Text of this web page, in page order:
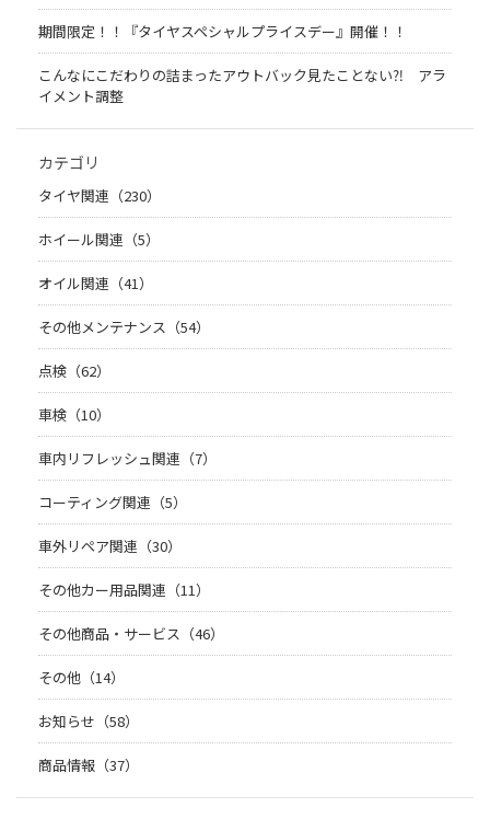
期間限定！！『タイヤスペシャルプライスデー』開催！！
こんなにこだわりの詰まったアウトバック見たことない⁈ アラ
イメント調整
カテゴリ
タイヤ関連（230）
ホイール関連（5）
オイル関連（41）
その他メンテナンス（54）
点検（62）
車検（10）
車内リフレッシュ関連（7）
コーティング関連（5）
車外リペア関連（30）
その他カー用品関連（11）
その他商品・サービス（46）
その他（14）
お知らせ（58）
商品情報（37）